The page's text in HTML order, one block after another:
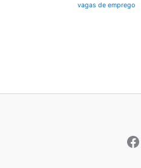
vagas de emprego